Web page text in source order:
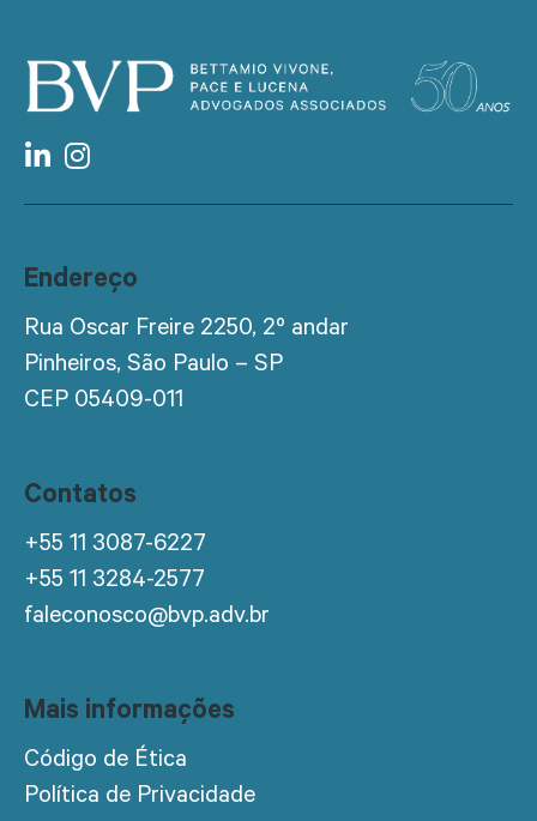
Endereço
Rua Oscar Freire 2250, 2º andar
Pinheiros, São Paulo – SP
CEP 05409-011
Contatos
+55 11 3087-6227
+55 11 3284-2577
faleconosco@bvp.adv.br
Mais informações
Código de Ética
Política de Privacidade